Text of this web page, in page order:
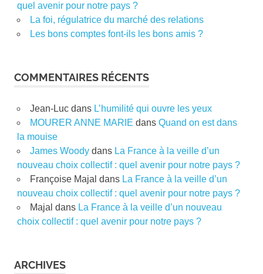
quel avenir pour notre pays ?
La foi, régulatrice du marché des relations
Les bons comptes font-ils les bons amis ?
COMMENTAIRES RÉCENTS
Jean-Lucdans L’humilité qui ouvre les yeux
MOURER ANNE MARIE dans Quand on est dans
la mouise
James Woodydans La France à la veille d’un
nouveau choix collectif : quel avenir pour notre pays ?
Françoise Majal dans La France à la veille d’un
nouveau choix collectif : quel avenir pour notre pays ?
Majal dans La France à la veille d’un nouveau
choix collectif : quel avenir pour notre pays ?
ARCHIVES